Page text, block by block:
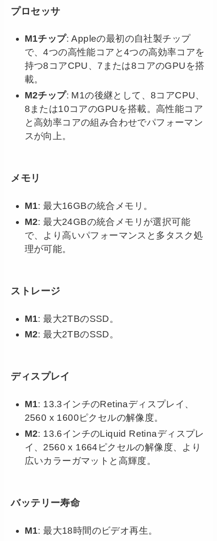
プロセッサ
M1チップ: Appleの最初の自社製チップ
で、4つの高性能コアと4つの高効率コアを
持つ8コアCPU、7または8コアのGPUを搭
載。
M2チップ: M1の後継として、8コアCPU、
8または10コアのGPUを搭載。高性能コア
と高効率コアの組み合わせでパフォーマン
スが向上。
メモリ
M1: 最大16GBの統合メモリ。
M2: 最大24GBの統合メモリが選択可能
で、より高いパフォーマンスと多タスク処
理が可能。
ストレージ
M1: 最大2TBのSSD。
M2: 最大2TBのSSD。
ディスプレイ
M1: 13.3インチのRetinaディスプレイ、
2560 x 1600ピクセルの解像度。
M2: 13.6インチのLiquid Retinaディスプレ
イ、2560 x 1664ピクセルの解像度、より
広いカラーガマットと高輝度。
バッテリー寿命
M1: 最大18時間のビデオ再生。